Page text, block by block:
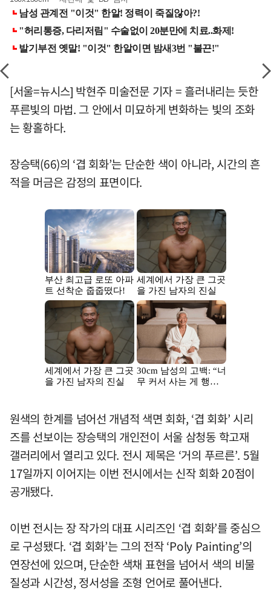
[서울=뉴시스] 박현주 미술전문 기자 = 흘러내리는 듯한
푸른빛의 마법. 그 안에서 미묘하게 변화하는 빛의 조화
는 황홀하다.
장승택(66)의 ‘겹 회화’는 단순한 색이 아니라, 시간의 흔
적을 머금은 감정의 표면이다.
원색의 한계를 넘어선 개념적 색면 회화, ‘겹 회화’ 시리
즈를 선보이는 장승택의 개인전이 서울 삼청동 학고재
갤러리에서 열리고 있다. 전시 제목은 ‘거의 푸르른’. 5월
17일까지 이어지는 이번 전시에서는 신작 회화 20점이
공개됐다.
이번 전시는 장 작가의 대표 시리즈인 ‘겹 회화’를 중심으
로 구성됐다. ‘겹 회화’는 그의 전작 ‘Poly Painting’의
연장선에 있으며, 단순한 색채 표현을 넘어서 색의 비물
질성과 시간성, 정서성을 조형 언어로 풀어낸다.